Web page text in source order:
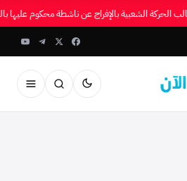
الحركة الشعبية بالإفراج عن ناشطة محكوم عليها